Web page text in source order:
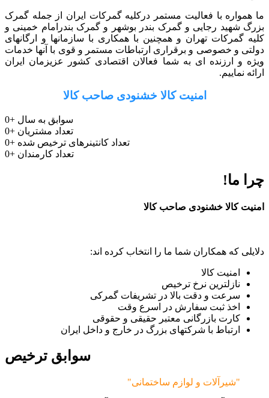
ما همواره با فعالیت مستمر درکلیه گمرکات ایران از جمله گمرک
بزرگ شهید رجایی و گمرک بندر بوشهر و گمرک بندرامام خمینی و
کلیه گمرکات تهران و همچنین با همکاری با سازمانها و ارگانهای
دولتی و خصوصی و برقراری ارتباطات مستمر و قوی با آنها خدمات
ویژه و ارزنده ای به شما فعالان اقتصادی کشور عزیزمان ایران
ارائه نماییم.
امنیت کالا خشنودی صاحب کالا
0+ سوابق به سال
0+ تعداد مشتریان
0+ تعداد کانتینرهای ترخیص شده
0+ تعداد کارمندان
چرا ما!
امنیت کالا خشنودی صاحب کالا
دلایلی که همکاران شما ما را انتخاب کرده اند:
امنیت کالا
نازلترین نرخ ترخیص
سرعت و دقت بالا در تشریفات گمرکی
اخذ ثبت سفارش در اسرع وقت
کارت بازرگانی معتبر حقیقی و حقوقی
ارتباط با شرکتهای بزرگ در خارج و داخل ایران
سوابق ترخیص
"شیرآلات و لوازم ساختمانی"